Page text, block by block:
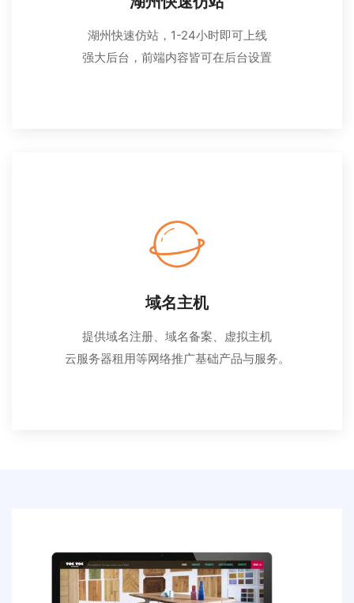
湖州快速仿站，1-24小时即可上线
强大后台，前端内容皆可在后台设置
域名主机
提供域名注册、域名备案、虚拟主机
云服务器租用等网络推广基础产品与服务。